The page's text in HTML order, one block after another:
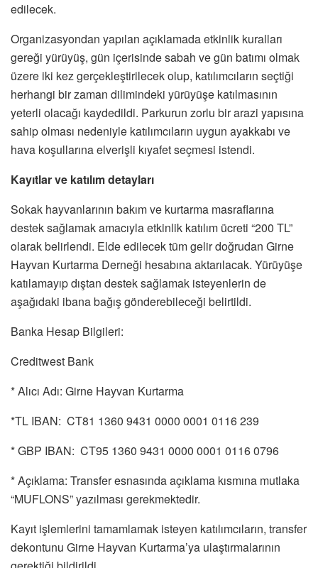
edilecek.
Organizasyondan yapılan açıklamada etkinlik kuralları
gereği yürüyüş, gün içerisinde sabah ve gün batımı olmak
üzere iki kez gerçekleştirilecek olup, katılımcıların seçtiği
herhangi bir zaman dilimindeki yürüyüşe katılmasının
yeterli olacağı kaydedildi. Parkurun zorlu bir arazi yapısına
sahip olması nedeniyle katılımcıların uygun ayakkabı ve
hava koşullarına elverişli kıyafet seçmesi istendi.
Kayıtlar ve katılım detayları
Sokak hayvanlarının bakım ve kurtarma masraflarına
destek sağlamak amacıyla etkinlik katılım ücreti “200 TL”
olarak belirlendi. Elde edilecek tüm gelir doğrudan Girne
Hayvan Kurtarma Derneği hesabına aktarılacak. Yürüyüşe
katılamayıp dıştan destek sağlamak isteyenlerin de
aşağıdaki ibana bağış gönderebileceği belirtildi.
Banka Hesap Bilgileri:
Creditwest Bank
* Alıcı Adı: Girne Hayvan Kurtarma
*TL IBAN: CT81 1360 9431 0000 0001 0116 239
* GBP IBAN: CT95 1360 9431 0000 0001 0116 0796
* Açıklama: Transfer esnasında açıklama kısmına mutlaka
“MUFLONS” yazılması gerekmektedir.
Kayıt işlemlerini tamamlamak isteyen katılımcıların, transfer
dekontunu Girne Hayvan Kurtarma’ya ulaştırmalarının